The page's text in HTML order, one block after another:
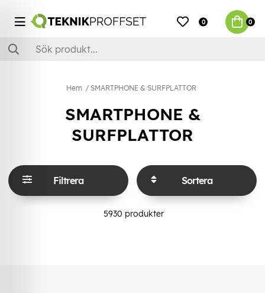
0 0
Hem SMARTPHONE & SURFPLATTOR
SMARTPHONE &
SURFPLATTOR
Filtrera Sortera
5930 produkter